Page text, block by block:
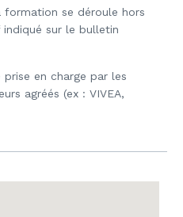
se déroule hors
sur le bulletin
en charge par les
agréés (ex : VIVEA,